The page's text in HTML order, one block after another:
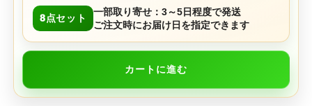
8点セット
一部取り寄せ：3～5日程度で発送
ご注文時にお届け日を指定できます
カートに進む